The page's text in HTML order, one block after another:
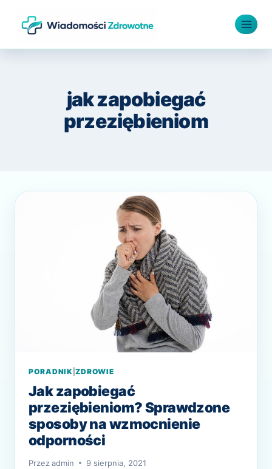
jak zapobiegać
przeziębieniom
PORADNIK |ZDROWIE
Jak zapobiegać
przeziębieniom? Sprawdzone
sposoby na wzmocnienie
odporności
Przezadmin 9 sierpnia, 2021